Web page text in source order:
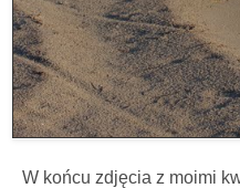
W końcu zdjęcia z moimi